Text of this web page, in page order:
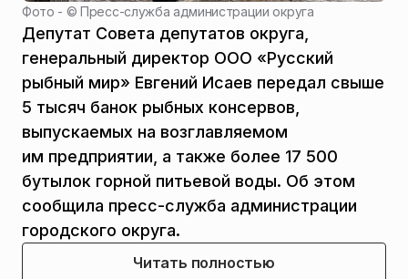
Фото - ©Пресс-служба администрации округа
Депутат Совета депутатов округа,
генеральный директор ООО «Русский
рыбный мир» Евгений Исаев передал свыше
5 тысяч банок рыбных консервов,
выпускаемых на возглавляемом
им предприятии, а также более 17 500
бутылок горной питьевой воды. Об этом
сообщила пресс-служба администрации
городского округа.
Читать полностью